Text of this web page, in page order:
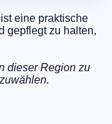
eine praktische
gepflegt zu halten,
dieser Region zu